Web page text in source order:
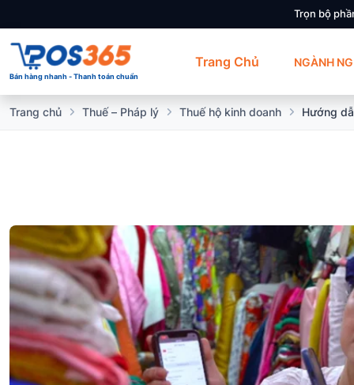
Trọn bộ
Bán hàng nhanh - Thanh toán chuẩn
Trang Chủ NGÀNH
Trang chủ Thuế – Pháp lý Thuế hộ kinh doanh